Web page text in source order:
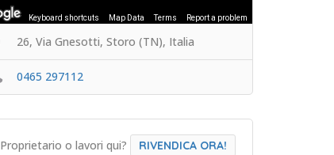
Keyboard shortcuts Map Data Terms Report a problem
26, Via Gnesotti, Storo (TN), Italia
0465 297112
Proprietario o lavori qui? RIVENDICA ORA!